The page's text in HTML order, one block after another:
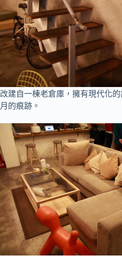
改建自一棟老倉庫，擁有現代化
月的痕跡 。